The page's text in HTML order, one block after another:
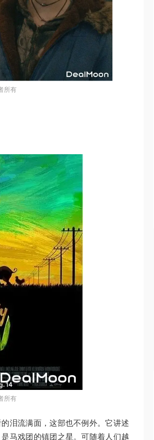
所有
所有
泪流满面，这部也不例外。它讲述
马戏团的镇团之星。可随着人们越